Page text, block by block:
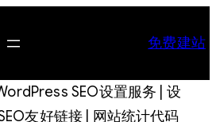
免费建站
SEO设置服务 | 设
友好链接 | 网站统计代码